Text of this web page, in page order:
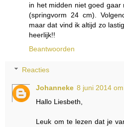
in het midden niet goed
(springvorm 24 cm).
maar dat vind ik altijd zo
heerlijk!!
Beantwoorden
Reacties
Johanneke 8 juni 2014
Hallo Liesbeth,
Leuk om te lezen dat je